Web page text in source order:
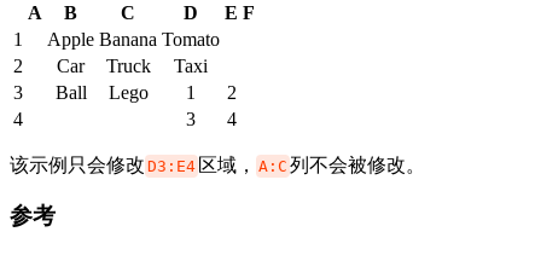
A B C D E F
1
Apple Banana Tomato
2
Car Truck
Taxi
3
Ball Lego 1
2
4
3 4
该示例只会修改 D3:E4 区域， A:C 列不会被修改。
参考